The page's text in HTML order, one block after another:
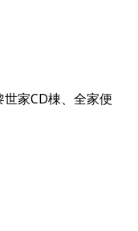
家CD棟、全家便